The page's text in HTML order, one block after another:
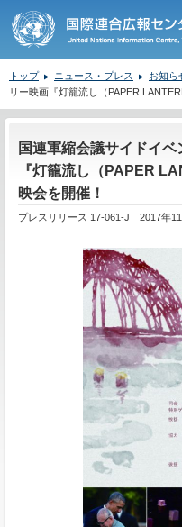
トップ ニュース・プレス お知ら
リー映画『灯籠流し（PAPER
国連軍縮会議サイドイ
『灯籠流し（PAPER
映会を開催！
プレスリリース 17-061-J 2017年11